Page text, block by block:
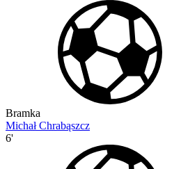
Bramka
Michał Chrabąszcz
6'